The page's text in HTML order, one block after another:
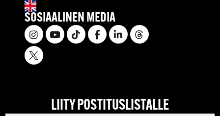
SOSIAALINEN MEDIA
LIITY POSTITUSLISTALLE